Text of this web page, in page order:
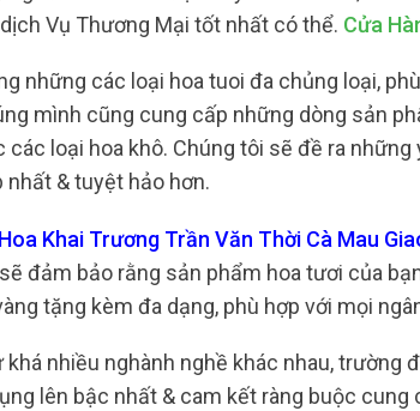
Vụ Thương Mại tốt nhất có thể. Cửa
những các loại hoa tuoi đa chủng loại,
mình cũng cung cấp những dòng sản
các loại hoa khô. Chúng tôi sẽ đề ra
nhất & tuyệt hảo hơn.
Khai Trương Trần Văn Thời Cà Mau
đảm bảo rằng sản phẩm hoa tươi của
tặng kèm đa dạng, phù hợp với mọi
nhiều nghành nghề khác nhau, trường
lên bậc nhất & cam kết ràng buộc